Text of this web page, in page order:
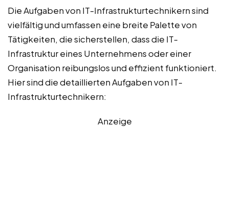
Die Aufgaben von IT-Infrastrukturtechnikern sind
vielfältig und umfassen eine breite Palette von
Tätigkeiten, die sicherstellen, dass die IT-
Infrastruktur eines Unternehmens oder einer
Organisation reibungslos und effizient funktioniert.
Hier sind die detaillierten Aufgaben von IT-
Infrastrukturtechnikern:
Anzeige